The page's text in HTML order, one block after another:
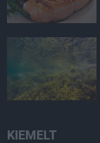
KIEMELT